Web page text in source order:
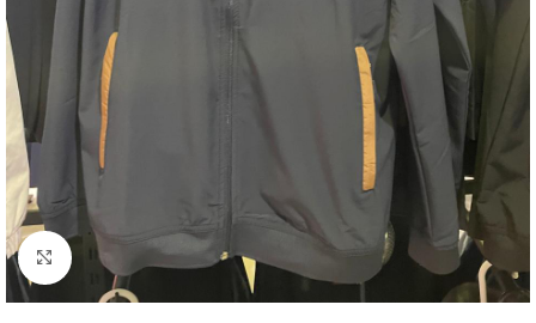
Нажмите, чтобы увеличить